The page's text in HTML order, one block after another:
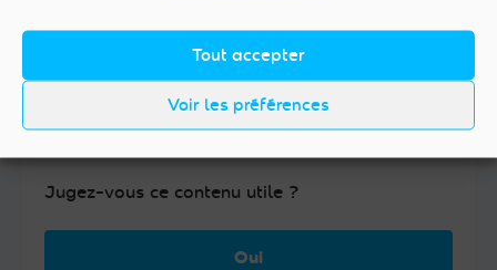
Tout accepter
Voir les préférences
Jugez-vous ce contenu utile ?
Oui